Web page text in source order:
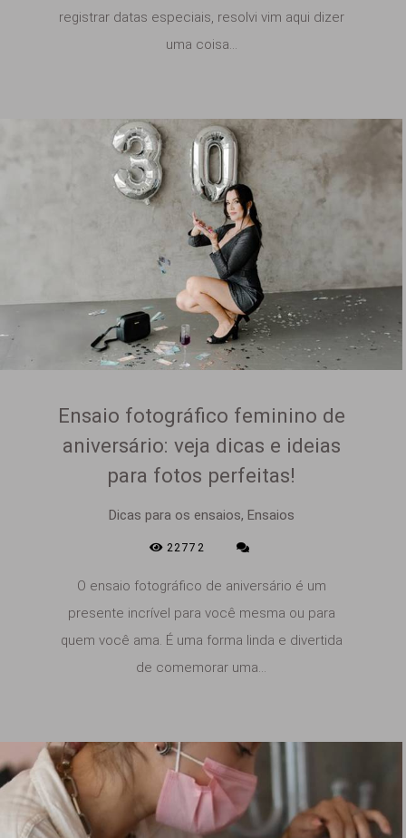
registrar datas especiais, resolvi vim aqui dizer
uma coisa...
Ensaio fotográfico feminino de
aniversário: veja dicas e ideias
para fotos perfeitas!
Dicas para os ensaios, Ensaios
22772
O ensaio fotográfico de aniversário é um
presente incrível para você mesma ou para
quem você ama. É uma forma linda e divertida
de comemorar uma...